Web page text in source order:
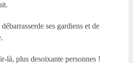
ses gardiens et de
là, plus desoixante personnes !